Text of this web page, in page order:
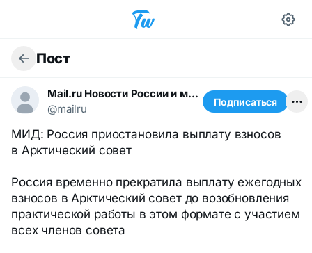
Пост
Mail.ru Новости России и мира
@mailru
Подписаться
МИД: Россия приостановила выплату взносов
в Арктический совет
Россия временно прекратила выплату ежегодных
взносов в Арктический совет до возобновления
практической работы в этом формате с участием
всех членов совета